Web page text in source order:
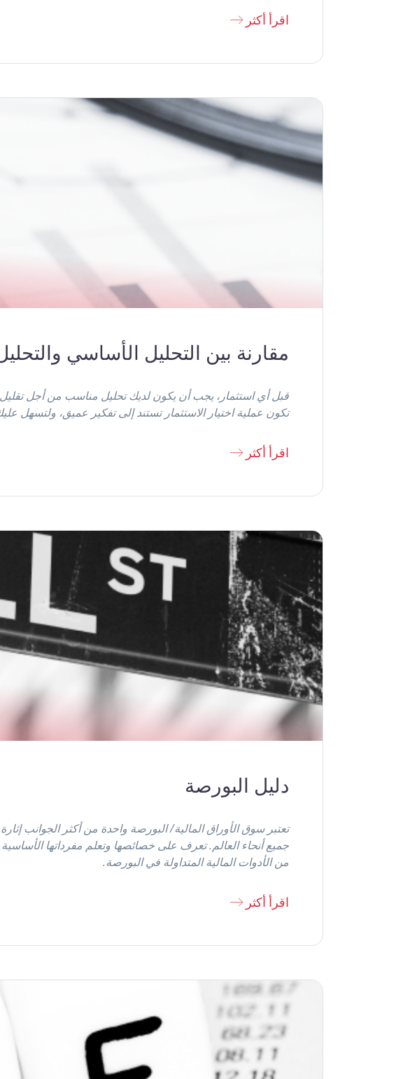
اقرأ أكثر
مقارنة بين التحليل الأساسي
قبل أي استثمار، يجب أن يكون لديك تحليل مناسب من أجل
تكون عملية اختيار الاستثمار تستند إلى تفكير عميق، ولتسهل
اقرأ أكثر
دليل البورصة
تعتبر سوق الأوراق المالية/ البورصة واحدة من أكثر الجوانب
جميع أنحاء العالم. تعرف على خصائصها وتعلم مفرداتها
من الأدوات المالية المتداولة في البورصة.
اقرأ أكثر